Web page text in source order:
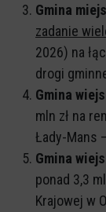
Gmina
zadanie
2026) na
drogi
Gmina
mln zł na
Łady-Mans
Gmina
ponad 3,3
Krajowej w